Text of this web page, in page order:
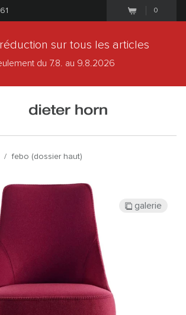
0
sur tous les articles
du 7.8. au 9.8.2026
/ febo (dossier haut)
galerie